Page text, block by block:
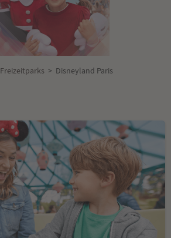
Freizeitparks > Disneyland Paris